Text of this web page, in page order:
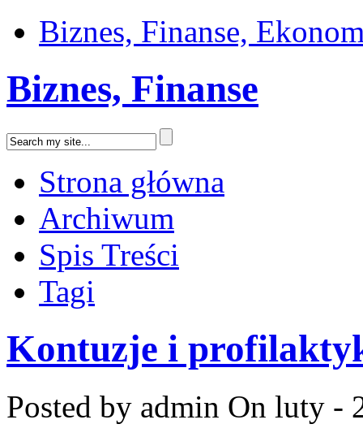
Biznes, Finanse,
Biznes, Finanse
Strona główna
Archiwum
Spis Treści
Tagi
Kontuzje i
Posted by admin On luty -